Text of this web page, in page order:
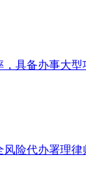
具备办事大
险代办署理